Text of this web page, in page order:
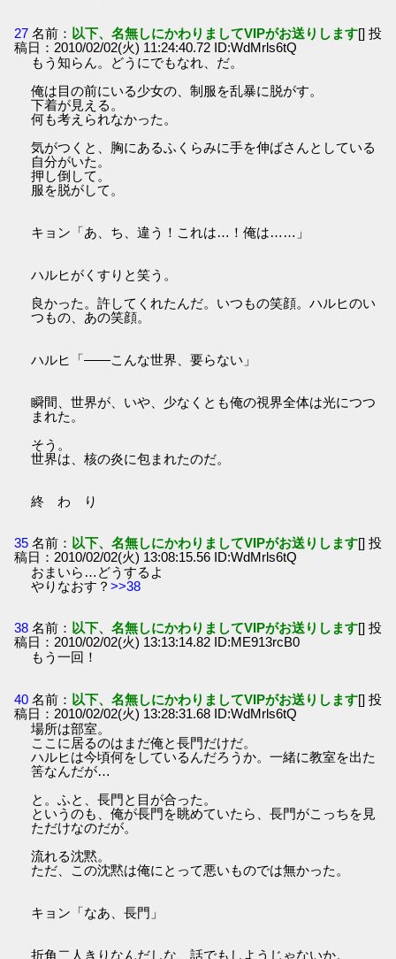
27 名前： 以下、名無しにかわりましてVIPがお送りします[] 投
稿日：2010/02/02(火) 11:24:40.72 ID:WdMrls6tQ
もう知らん。どうにでもなれ、だ。
俺は目の前にいる少女の、制服を乱暴に脱がす。
下着が見える。
何も考えられなかった。
気がつくと、胸にあるふくらみに手を伸ばさんとしている
自分がいた。
押し倒して。
服を脱がして。
キョン「あ、ち、違う！これは…！俺は……」
ハルヒがくすりと笑う。
良かった。許してくれたんだ。いつもの笑顔。ハルヒのい
つもの、あの笑顔。
ハルヒ「――こんな世界、要らない」
瞬間、世界が、いや、少なくとも俺の視界全体は光につつ
まれた。
そう。
世界は、核の炎に包まれたのだ。
終 わ り
35 名前： 以下、名無しにかわりましてVIPがお送りします[] 投
稿日：2010/02/02(火) 13:08:15.56 ID:WdMrls6tQ
おまいら…どうするよ
やりなおす？>>38
38 名前： 以下、名無しにかわりましてVIPがお送りします[] 投
稿日：2010/02/02(火) 13:13:14.82 ID:ME913rcB0
もう一回！
40 名前： 以下、名無しにかわりましてVIPがお送りします[] 投
稿日：2010/02/02(火) 13:28:31.68 ID:WdMrls6tQ
場所は部室。
ここに居るのはまだ俺と長門だけだ。
ハルヒは今頃何をしているんだろうか。一緒に教室を出た
筈なんだが…
と。ふと、長門と目が合った。
というのも、俺が長門を眺めていたら、長門がこっちを見
ただけなのだが。
流れる沈黙。
ただ、この沈黙は俺にとって悪いものでは無かった。
キョン「なあ、長門」
折角二人きりなんだしな、話でもしようじゃないか。